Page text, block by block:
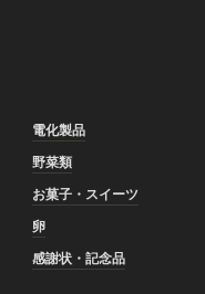
電化製品
野菜類
お菓子・スイーツ
卵
感謝状・記念品